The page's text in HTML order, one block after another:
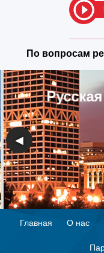
По вопросам
◀
Главная О нас